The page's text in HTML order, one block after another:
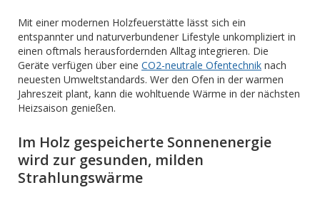
Mit einer modernen Holzfeuerstätte lässt sich ein
entspannter und naturverbundener Lifestyle unkompliziert in
einen oftmals herausfordernden Alltag integrieren. Die
Geräte verfügen über eine CO2-neutrale Ofentechnik nach
neuesten Umweltstandards. Wer den Ofen in der warmen
Jahreszeit plant, kann die wohltuende Wärme in der nächsten
Heizsaison genießen.
Im Holz gespeicherte Sonnenenergie
wird zur gesunden, milden
Strahlungswärme